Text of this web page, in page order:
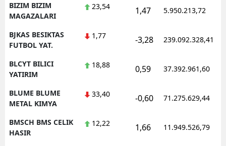
BIZIM BIZIM
MAGAZALARI
23,54 1,47 5.950.213,72
BJKAS BESIKTAS
FUTBOL YAT.
1,77 -3,28 239.092.328,41
BLCYT BILICI
YATIRIM
18,88 0,59 37.392.961,60
BLUME BLUME
METAL KIMYA
33,40 -0,60 71.275.629,44
BMSCH BMS CELIK
HASIR
12,22 1,66 11.949.526,79